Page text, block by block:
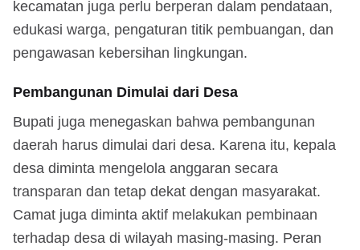
kecamatan juga perlu berperan dalam pendataan,
edukasi warga, pengaturan titik pembuangan, dan
pengawasan kebersihan lingkungan.
Pembangunan Dimulai dari Desa
Bupati juga menegaskan bahwa pembangunan
daerah harus dimulai dari desa. Karena itu, kepala
desa diminta mengelola anggaran secara
transparan dan tetap dekat dengan masyarakat.
Camat juga diminta aktif melakukan pembinaan
terhadap desa di wilayah masing-masing. Peran